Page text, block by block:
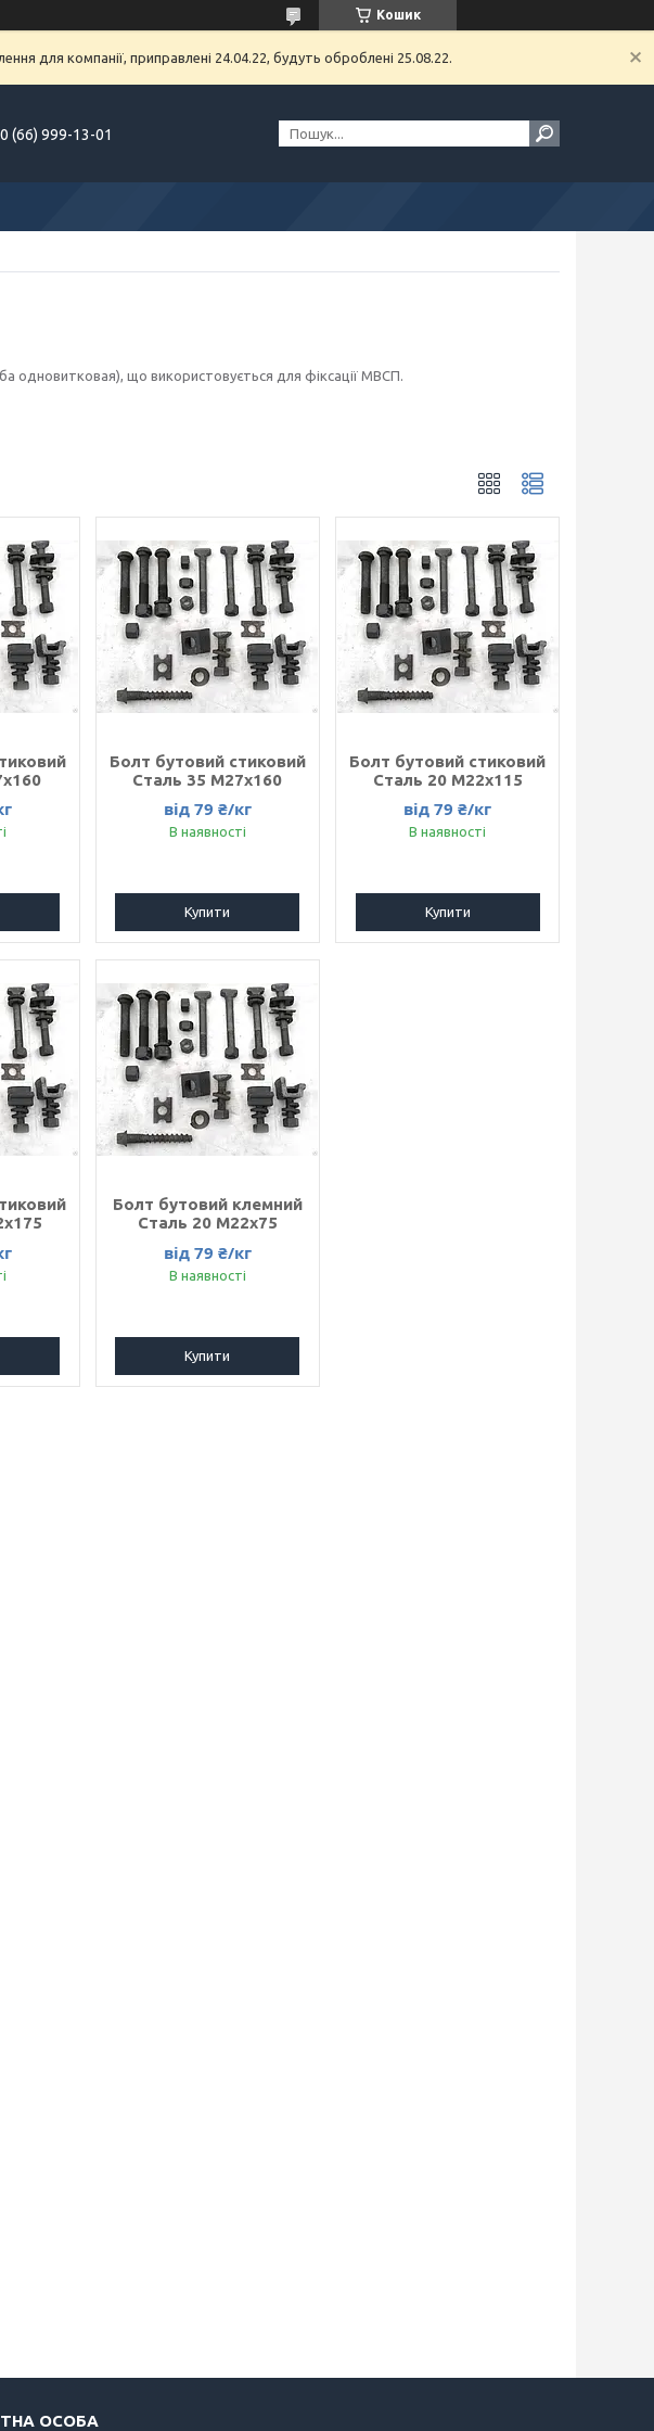
Кошик
для компанії, приправлені 24.04.22, будуть оброблені 25.08.22.
(66) 999-13-01
одновитковая), що використовується для фіксації МВСП.
Болт бутовий стиковий
Сталь 35 M27x160
від 79 ₴/кг
В наявності
Купити
Болт бутовий стиковий
Сталь 20 M22x115
від 79 ₴/кг
В наявності
Купити
Болт бутовий клемний
Сталь 20 M22x75
від 79 ₴/кг
В наявності
Купити